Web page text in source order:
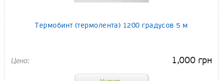
Термобинт (термолента) 1200 градусов 5 м
1,000 грн